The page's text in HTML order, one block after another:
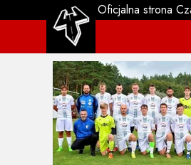
Oficjalna strona